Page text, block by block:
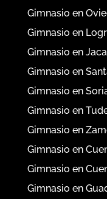
Gimnasio en
Gimnasio en
Gimnasio en Jaca
Gimnasio en
Gimnasio en
Gimnasio en
Gimnasio en
Gimnasio en
Gimnasio en
Gimnasio en